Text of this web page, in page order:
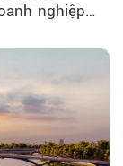
nghiệp